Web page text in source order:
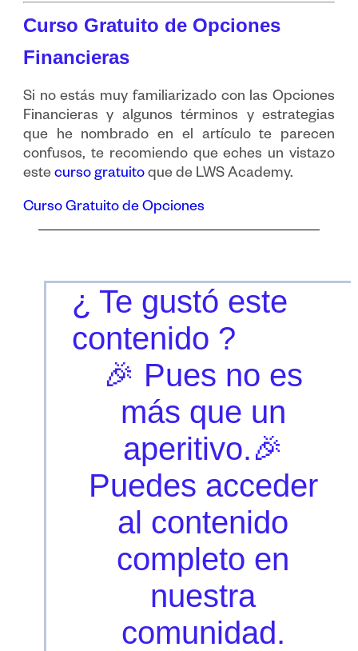
Curso Gratuito de Opciones
Financieras
Si no estás muy familiarizado con las Opciones
Financieras y algunos términos y estrategias
que he nombrado en el artículo te parecen
confusos, te recomiendo que eches un vistazo
este curso gratuitoque de LWS Academy.
Curso Gratuito de Opciones
¿ Te gustó este
contenido ?
🎉 Pues no es
más que un
aperitivo.🎉
Puedes acceder
al contenido
completo en
nuestra
comunidad.